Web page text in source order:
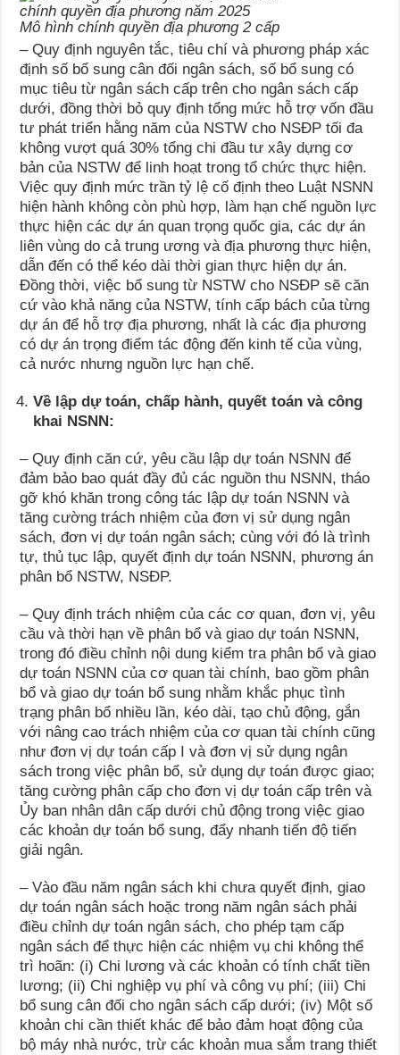
Mô hình chính quyền địa phương 2 cấp
– Quy định nguyên tắc, tiêu chí và phương pháp xác
định số bổ sung cân đối ngân sách, số bổ sung có
mục tiêu từ ngân sách cấp trên cho ngân sách cấp
dưới, đồng thời bỏ quy định tổng mức hỗ trợ vốn đầu
tư phát triển hằng năm của NSTW cho NSĐP tối đa
không vượt quá 30% tổng chi đầu tư xây dựng cơ
bản của NSTW để linh hoạt trong tổ chức thực hiện.
Việc quy định mức trần tỷ lệ cố định theo Luật NSNN
hiện hành không còn phù hợp, làm hạn chế nguồn lực
thực hiện các dự án quan trọng quốc gia, các dự án
liên vùng do cả trung ương và địa phương thực hiện,
dẫn đến có thể kéo dài thời gian thực hiện dự án.
Đồng thời, việc bổ sung từ NSTW cho NSĐP sẽ căn
cứ vào khả năng của NSTW, tính cấp bách của từng
dự án để hỗ trợ địa phương, nhất là các địa phương
có dự án trọng điểm tác động đến kinh tế của vùng,
cả nước nhưng nguồn lực hạn chế.
Về lập dự toán, chấp hành, quyết toán và công
khai NSNN:
– Quy định căn cứ, yêu cầu lập dự toán NSNN để
đảm bảo bao quát đầy đủ các nguồn thu NSNN, tháo
gỡ khó khăn trong công tác lập dự toán NSNN và
tăng cường trách nhiệm của đơn vị sử dụng ngân
sách, đơn vị dự toán ngân sách; cùng với đó là trình
tự, thủ tục lập, quyết định dự toán NSNN, phương án
phân bổ NSTW, NSĐP.
– Quy định trách nhiệm của các cơ quan, đơn vị, yêu
cầu và thời hạn về phân bổ và giao dự toán NSNN,
trong đó điều chỉnh nội dung kiểm tra phân bổ và giao
dự toán NSNN của cơ quan tài chính, bao gồm phân
bổ và giao dự toán bổ sung nhằm khắc phục tình
trạng phân bổ nhiều lần, kéo dài, tạo chủ động, gắn
với nâng cao trách nhiệm của cơ quan tài chính cũng
như đơn vị dự toán cấp I và đơn vị sử dụng ngân
sách trong việc phân bổ, sử dụng dự toán được giao;
tăng cường phân cấp cho đơn vị dự toán cấp trên và
Ủy ban nhân dân cấp dưới chủ động trong việc giao
các khoản dự toán bổ sung, đẩy nhanh tiến độ tiến
giải ngân.
– Vào đầu năm ngân sách khi chưa quyết định, giao
dự toán ngân sách hoặc trong năm ngân sách phải
điều chỉnh dự toán ngân sách, cho phép tạm cấp
ngân sách để thực hiện các nhiệm vụ chi không thể
trì hoãn: (i) Chi lương và các khoản có tính chất tiền
lương; (ii) Chi nghiệp vụ phí và công vụ phí; (iii) Chi
bổ sung cân đối cho ngân sách cấp dưới; (iv) Một số
khoản chi cần thiết khác để bảo đảm hoạt động của
bộ máy nhà nước, trừ các khoản mua sắm trang thiết